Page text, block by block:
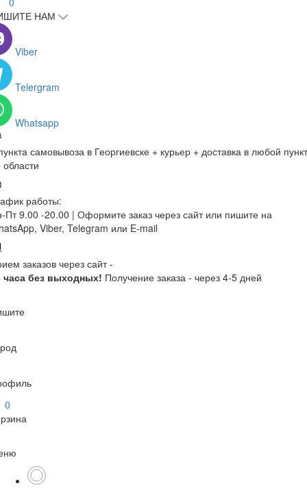
НАМ
Viber
Telergram
Whatsapp
самовывоза в Георгиевске + курьер + доставка в любой пункт
области
работы:
Пт 9.00 -20.00 | Оформите заказ через сайт или пишите на
Viber, Telegram или E-mail
заказов через сайт -
часа без выходных! Получение заказа - через 4-5 дней
0